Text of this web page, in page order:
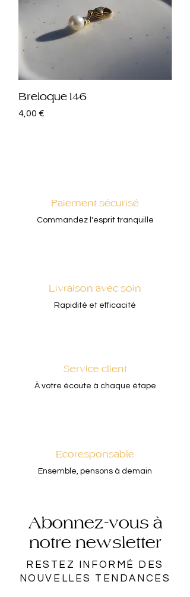
Breloque 146
Prix
4,00 € Prix
8,00
Paiement sécurisé
Commandez l'esprit tranquille
Livraison avec soin
Rapidité et efficacité
Service client
À votre écoute à chaque étape
Ecoresponsable
Ensemble, pensons à demain
Abonnez-vous à
notre newsletter
RESTEZ INFORMÉ DES
NOUVELLES TENDANCES